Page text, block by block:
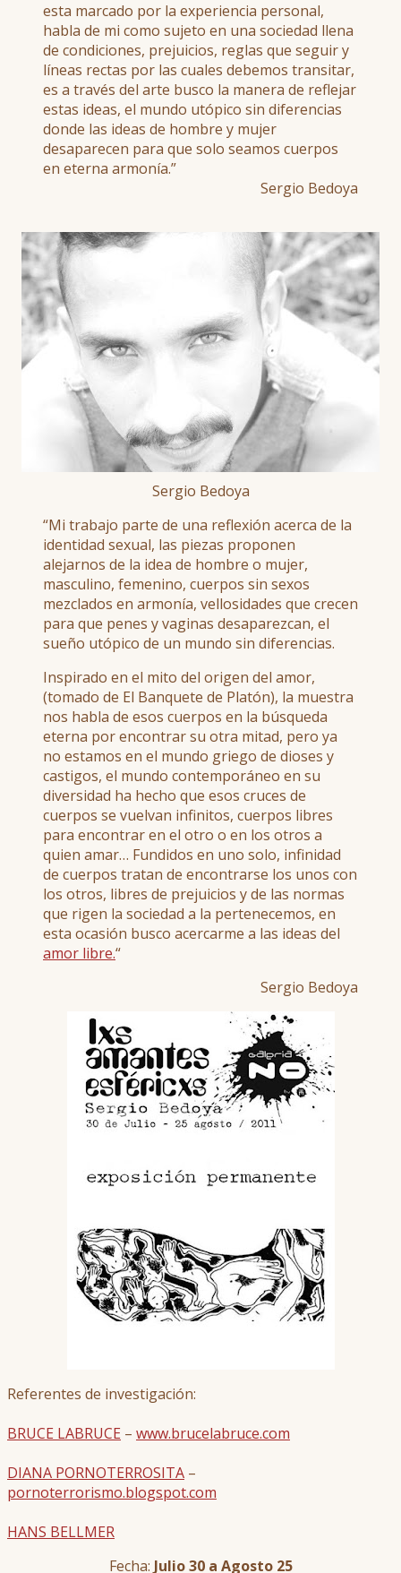
esta marcado por la experiencia personal,
habla de mi como sujeto en una sociedad llena
de condiciones, prejuicios, reglas que seguir y
líneas rectas por las cuales debemos transitar,
es a través del arte busco la manera de reflejar
estas ideas, el mundo utópico sin diferencias
donde las ideas de hombre y mujer
desaparecen para que solo seamos cuerpos
en eterna armonía.”
Sergio Bedoya
Sergio Bedoya
“Mi trabajo parte de una reflexión acerca de la
identidad sexual, las piezas proponen
alejarnos de la idea de hombre o mujer,
masculino, femenino, cuerpos sin sexos
mezclados en armonía, vellosidades que crecen
para que penes y vaginas desaparezcan, el
sueño utópico de un mundo sin diferencias.
Inspirado en el mito del origen del amor,
(tomado de El Banquete de Platón), la muestra
nos habla de esos cuerpos en la búsqueda
eterna por encontrar su otra mitad, pero ya
no estamos en el mundo griego de dioses y
castigos, el mundo contemporáneo en su
diversidad ha hecho que esos cruces de
cuerpos se vuelvan infinitos, cuerpos libres
para encontrar en el otro o en los otros a
quien amar… Fundidos en uno solo, infinidad
de cuerpos tratan de encontrarse los unos con
los otros, libres de prejuicios y de las normas
que rigen la sociedad a la pertenecemos, en
esta ocasión busco acercarme a las ideas del
amor libre.“
Sergio Bedoya
Referentes de investigación:
BRUCE LABRUCE – www.brucelabruce.com
DIANA PORNOTERROSITA –
pornoterrorismo.blogspot.com
HANS BELLMER
Fecha: Julio 30 a Agosto 25